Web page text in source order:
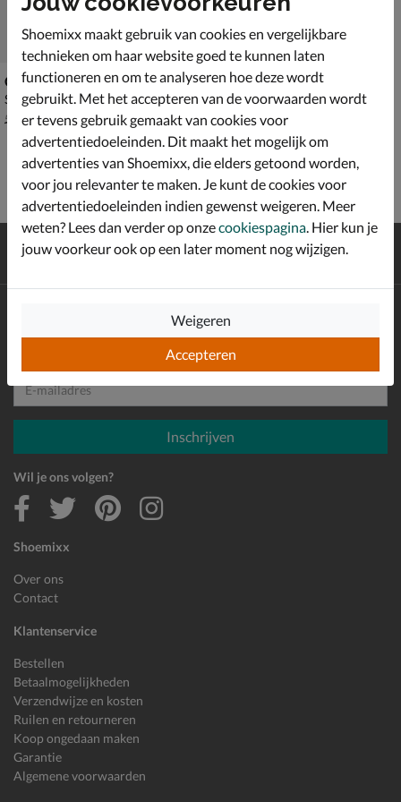
Gioseppo
Sandalen - multi
van € 54,99 voor € 38,49
54 99 38, 49
verzending en retour*
Shoemixx
Over ons
Contact
Klantenservice
Bestellen
Betaalmogelijkheden
Verzendwijze en kosten
Ruilen en retourneren
Koop ongedaan maken
Garantie
Algemene voorwaarden
Schrijf je in voor de Shoemixx nieuwsbrief en ontvang €10,-
E-mailadres
Inschrijven
Wil je ons volgen?
Shoemixx maakt gebruik van cookies en vergelijkbare
technieken om haar website goed te kunnen laten
functioneren en om te analyseren hoe deze wordt
gebruikt. Met het accepteren van de voorwaarden wordt
er tevens gebruik gemaakt van cookies voor
advertentiedoeleinden. Dit maakt het mogelijk om
advertenties van Shoemixx, die elders getoond worden,
voor jou relevanter te maken. Je kunt de cookies voor
advertentiedoeleinden indien gewenst weigeren. Meer
weten? Lees dan verder op onzecookiespagina . Hier kun je
jouw voorkeur ook op een later moment nog wijzigen.
Accepteren
Weigeren